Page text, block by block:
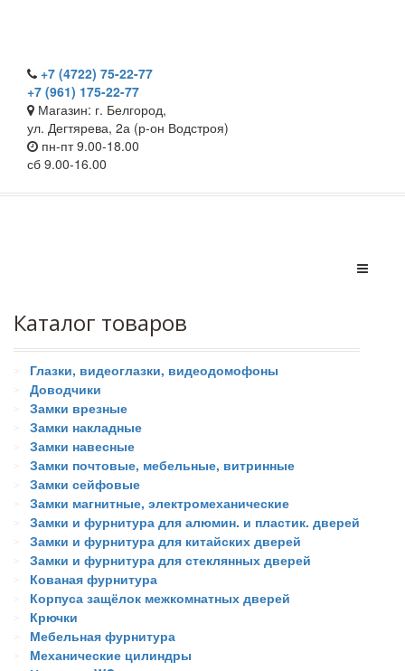
+7 (4722) 75-22-77
+7 (961) 175-22-77
Магазин: г. Белгород,
ул. Дегтярева, 2а (р-он Водстроя)
пн-пт 9.00-18.00
сб 9.00-16.00
Каталог товаров
Глазки, видеоглазки, видеодомофоны
Доводчики
Замки врезные
Замки накладные
Замки навесные
Замки почтовые, мебельные, витринные
Замки сейфовые
Замки магнитные, электромеханические
Замки и фурнитура для алюмин. и пластик. дверей
Замки и фурнитура для китайских дверей
Замки и фурнитура для стеклянных дверей
Кованая фурнитура
Корпуса защёлок межкомнатных дверей
Крючки
Мебельная фурнитура
Механические цилиндры